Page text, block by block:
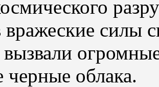
вражеские силы
черные облака.